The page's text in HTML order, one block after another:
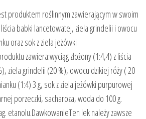
produktem roślinnym zawierającym w swoim
liścia babki lancetowatej, ziela grindelii i owocu
oraz sok z ziela jeżówki
zawiera:wyciąg złożony (1:4,4) z liścia
ziela grindelii (20 %), owocu dzikiej róży ( 20
(1:4) 3 g, sok z ziela jeżówki purpurowej
porzeczki, sacharoza, woda do 100 g.
etanolu.DawkowanieTen lek należy zawsze